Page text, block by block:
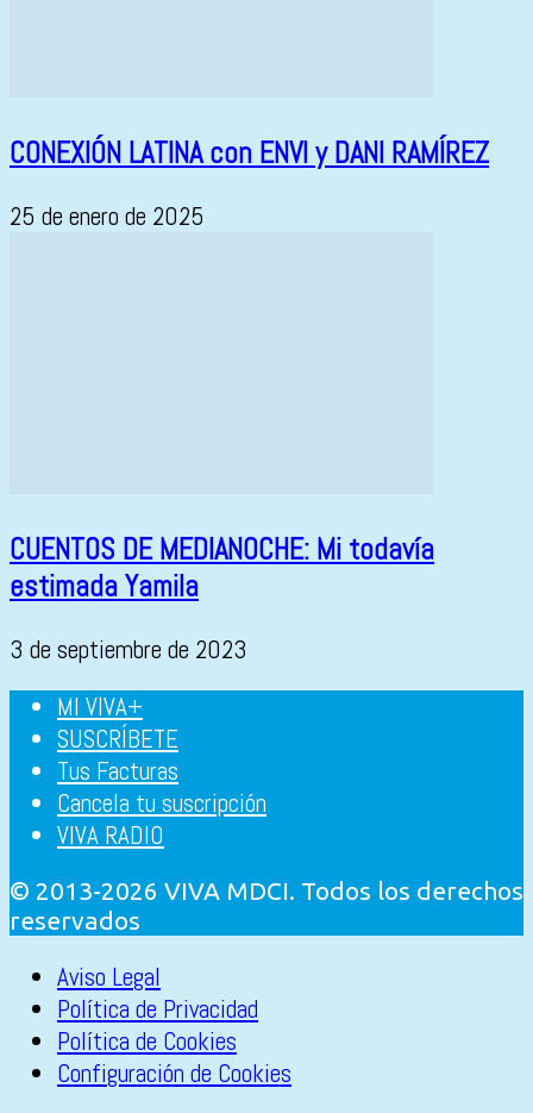
CONEXIÓN LATINA con ENVI y DANI RAMÍREZ
25 de enero de 2025
CUENTOS DE MEDIANOCHE: Mi todavía
estimada Yamila
3 de septiembre de 2023
MI VIVA+
SUSCRÍBETE
Tus Facturas
Cancela tu suscripción
VIVA RADIO
© 2013-2026 VIVA MDCI. Todos los derechos
reservados
Aviso Legal
Política de Privacidad
Política de Cookies
Configuración de Cookies